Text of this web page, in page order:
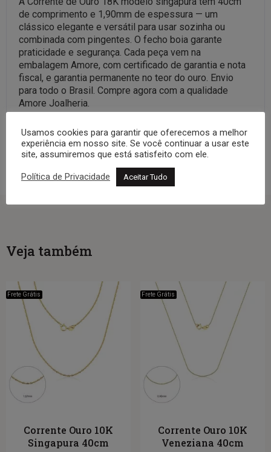
de comprimento e 1,90mm de espessura — um
clássico elegante e versátil para usar sozinha ou
combinada com pingentes. O fecho boia garante
praticidade e segurança. Cada peça vem na
embalagem Amore, com certificado de garantia e nota
fiscal, e garantia permanente no teor do ouro. Envio
para todo o Brasil. Compre agora com a qualidade
Amore Joalheria.
Veja também
Frete Grátis
Corrente Ouro 10K
Singapura 40cm
Frete Grátis
Corrente Ouro 10K
Veneziana 40cm
Usamos cookies para garantir que oferecemos a melhor
experiência em nosso site. Se você continuar a usar este
site, assumiremos que está satisfeito com ele.
Política de Privacidade Aceitar Tudo